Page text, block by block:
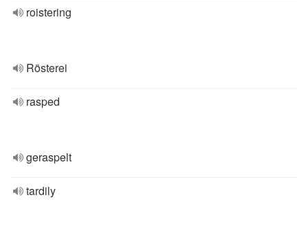
roistering
Rösterei
rasped
geraspelt
tardily